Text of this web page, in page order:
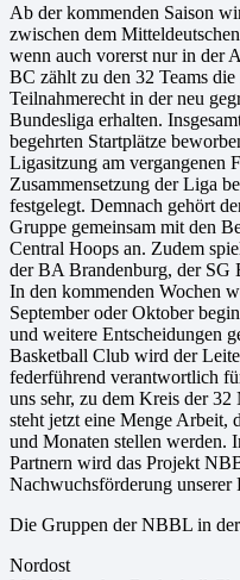
Ab der kommenden Saison
zwischen dem
wenn auch vorerst nur in der
BC zählt zu den 32 Teams
Teilnahmerecht in der neu
Bundesliga erhalten.
begehrten Startplätze
Ligasitzung am vergangenen
Zusammensetzung der Liga
festgelegt. Demnach gehört
Gruppe gemeinsam mit den
Central Hoops an. Zudem
der BA Brandenburg, der SG
In den kommenden Wochen
September oder Oktober
und weitere Entscheidungen
Basketball Club wird der
federführend verantwortlich
uns sehr, zu dem Kreis der
steht jetzt eine Menge Arbeit,
und Monaten stellen werden.
Partnern wird das Projekt
Nachwuchsförderung
Die Gruppen der NBBL in
Nordost